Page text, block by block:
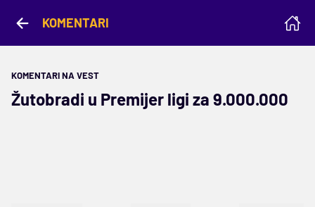
KOMENTARI
KOMENTARI NA VEST
Žutobradi u Premijer ligi za 9.000.000